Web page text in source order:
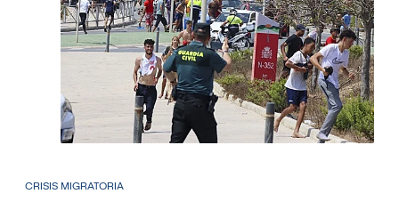
CRISIS MIGRATORIA